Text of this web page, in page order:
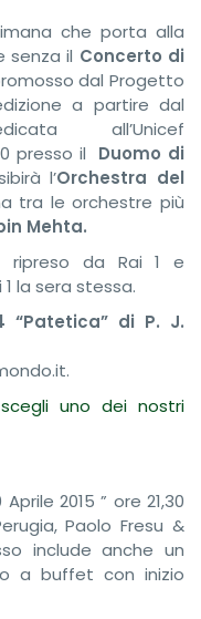
che porta alla
senza il Concerto di
dal Progetto
a partire dal
all’Unicef
presso il Duomo di
l’Orchestra del
tra le orchestre più
Mehta.
ripreso da Rai 1 e
la sera stessa.
“Patetica” di P. J.
uno dei nostri
2015 ” ore 21,30
Paolo Fresu &
include anche un
a buffet con inizio